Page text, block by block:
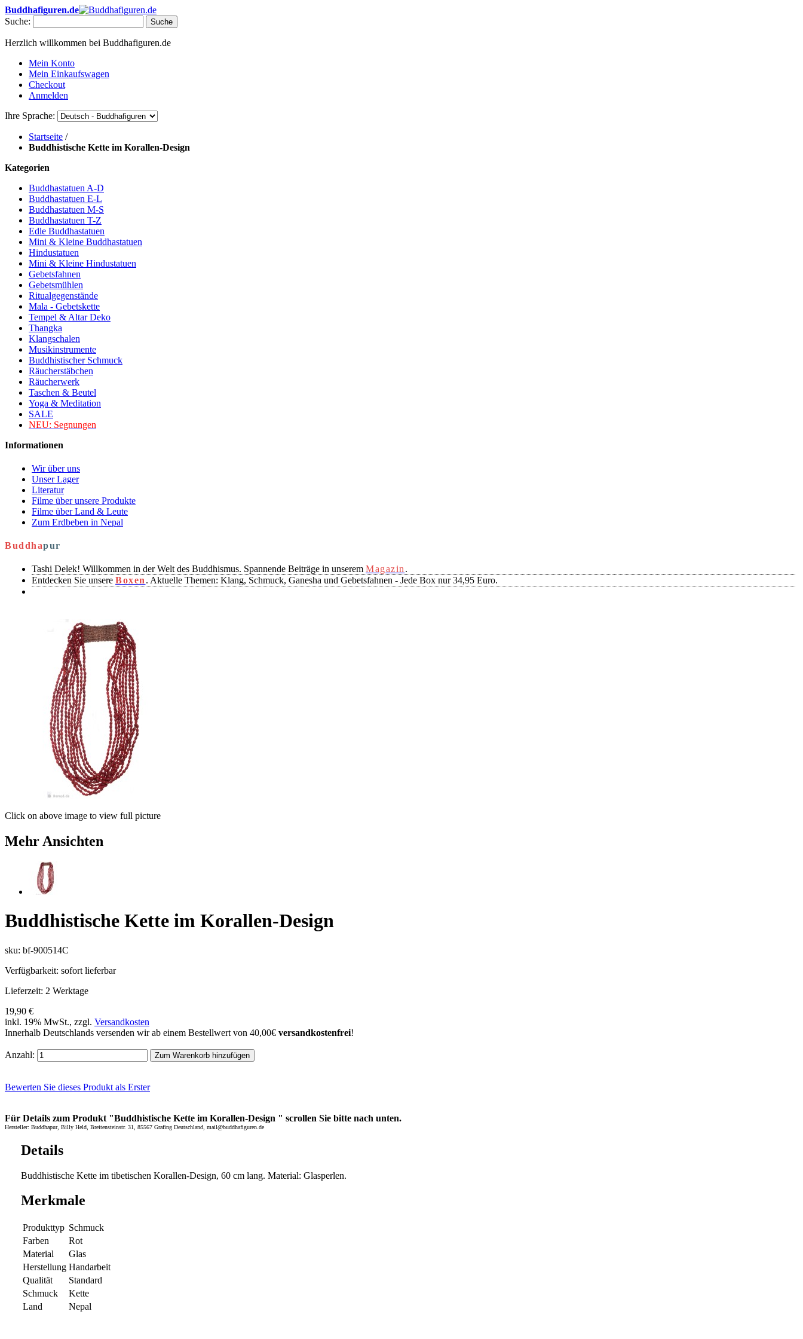
Buddhafiguren.de
Suche:
Suche
Herzlich willkommen bei Buddhafiguren.de
Mein Konto
Mein Einkaufswagen
Checkout
Anmelden
Ihre Sprache:
Startseite /
Buddhistische Kette im Korallen-Design
Kategorien
Buddhastatuen A-D
Buddhastatuen E-L
Buddhastatuen M-S
Buddhastatuen T-Z
Edle Buddhastatuen
Mini & Kleine Buddhastatuen
Hindustatuen
Mini & Kleine Hindustatuen
Gebetsfahnen
Gebetsmühlen
Ritualgegenstände
Mala - Gebetskette
Tempel & Altar Deko
Thangka
Klangschalen
Musikinstrumente
Buddhistischer Schmuck
Räucherstäbchen
Räucherwerk
Taschen & Beutel
Yoga & Meditation
SALE
NEU: Segnungen
Informationen
Wir über uns
Unser Lager
Literatur
Filme über unsere Produkte
Filme über Land & Leute
Zum Erdbeben in Nepal
Buddhapur
Tashi Delek! Willkommen in der Welt des Buddhismus. Spannende Beiträge in unserem Magazin .
Entdecken Sie unsere Boxen . Aktuelle Themen: Klang, Schmuck, Ganesha und Gebetsfahnen - Jede Box nur 34,95 Euro.
Click on above image to view full picture
Mehr Ansichten
Buddhistische Kette im Korallen-Design
sku: bf-900514C
Verfügbarkeit: sofort lieferbar
Lieferzeit: 2 Werktage
19,90 €
inkl. 19% MwSt., zzgl. Versandkosten
Innerhalb Deutschlands versenden wir ab einem Bestellwert von 40,00€ versandkostenfrei!
Anzahl: Zum Warenkorb hinzufügen
Bewerten Sie dieses Produkt als Erster
Für Details zum Produkt "Buddhistische Kette im Korallen-Design " scrollen Sie bitte nach unten.
Hersteller: Buddhapur, Billy Held, Breitensteinstr. 31, 85567 Grafing Deutschland, mail@buddhafiguren.de
Details
Buddhistische Kette im tibetischen Korallen-Design, 60 cm lang. Material: Glasperlen.
Merkmale
Produkttyp Schmuck
Farben
Rot
Material
Glas
Herstellung Handarbeit
Qualität
Standard
Schmuck
Kette
Land
Nepal